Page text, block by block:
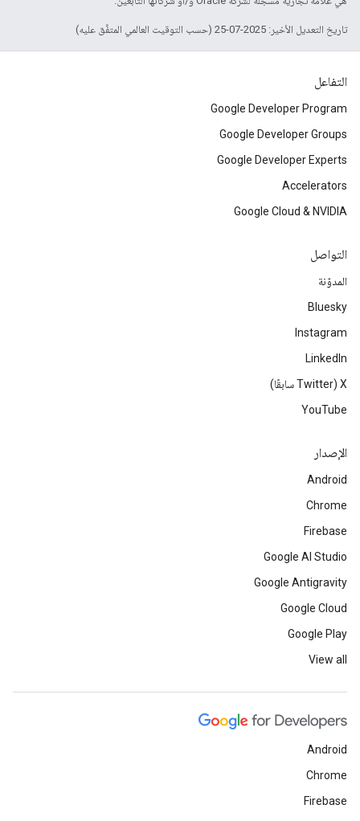
تاريخ التعديل الأخير: 2025-07-25 (حسب التوقيت العالمي المتفَّق عليه)
التفاعل
Google Developer Program
Google Developer Groups
Google Developer Experts
Accelerators
Google Cloud & NVIDIA
التواصل
المدوّنة
Bluesky
Instagram
LinkedIn
‫X ‏(Twitter سابقًا)
YouTube
الإصدار
Android
Chrome
Firebase
Google AI Studio
Google Antigravity
Google Cloud
Google Play
View all
Android
Chrome
Firebase